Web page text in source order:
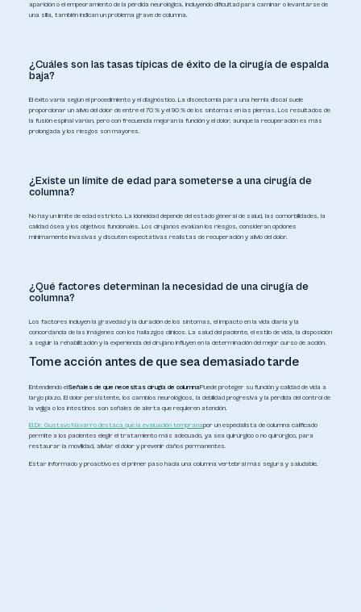
aparición o el empeoramiento de la pérdida neurológica, incluyendo dificultad para caminar o levantarse de
una silla, también indican un problema grave de columna.
¿Cuáles son las tasas típicas de éxito de la cirugía de espalda
baja?
El éxito varía según el procedimiento y el diagnóstico. La discectomía para una hernia discal suele
proporcionar un alivio del dolor de entre el 70 % y el 90 % de los síntomas en las piernas. Los resultados de
la fusión espinal varían, pero con frecuencia mejoran la función y el dolor, aunque la recuperación es más
prolongada y los riesgos son mayores.
¿Existe un límite de edad para someterse a una cirugía de
columna?
No hay un límite de edad estricto. La idoneidad depende del estado general de salud, las comorbilidades, la
calidad ósea y los objetivos funcionales. Los cirujanos evalúan los riesgos, consideran opciones
mínimamente invasivas y discuten expectativas realistas de recuperación y alivio del dolor.
¿Qué factores determinan la necesidad de una cirugía de
columna?
Los factores incluyen la gravedad y la duración de los síntomas, el impacto en la vida diaria y la
concordancia de las imágenes con los hallazgos clínicos. La salud del paciente, el estilo de vida, la disposición
a seguir la rehabilitación y la experiencia del cirujano influyen en la determinación del mejor curso de acción.
Tome acción antes de que sea demasiado tarde
Entendiendo elSeñales de que necesitas cirugía de columnaPuede proteger su función y calidad de vida a
largo plazo. El dolor persistente, los cambios neurológicos, la debilidad progresiva y la pérdida del control de
la vejiga o los intestinos son señales de alerta que requieren atención.
El Dr. Gustavo Navarro destaca que la evaluación tempranapor un especialista de columna calificado
permite a los pacientes elegir el tratamiento más adecuado, ya sea quirúrgico o no quirúrgico, para
restaurar la movilidad, aliviar el dolor y prevenir daños permanentes.
Estar informado y proactivo es el primer paso hacia una columna vertebral más segura y saludable.